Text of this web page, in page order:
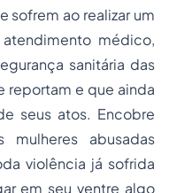
sofrem ao realizar um
médico,
sanitária das
reportam e que ainda
seus atos. Encobre
abusadas
violência já sofrida
em seu ventre algo